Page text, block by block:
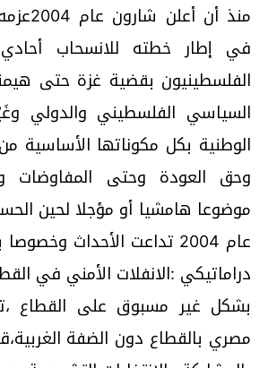
منذ أن
في إطار خطته للانسحاب أحادي
الفلسطينيون بقضية غزة حتى
السياسي الفلسطيني والدولي
الوطنية بكل مكوناتها الأساسية
وحق العودة وحتى المفاوضات
موضوعا هامشيا أو مؤجلا لحين
عام 2004 تداعت الأحداث
دراماتيكي :الانفلات الأمني في
بشكل غير مسبوق على القطاع
مصري بالقطاع دون الضفة